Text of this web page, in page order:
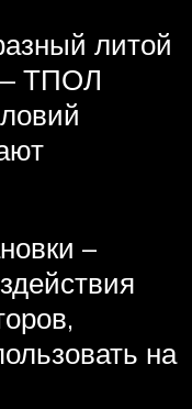
литой
— ТПОЛ
–
на